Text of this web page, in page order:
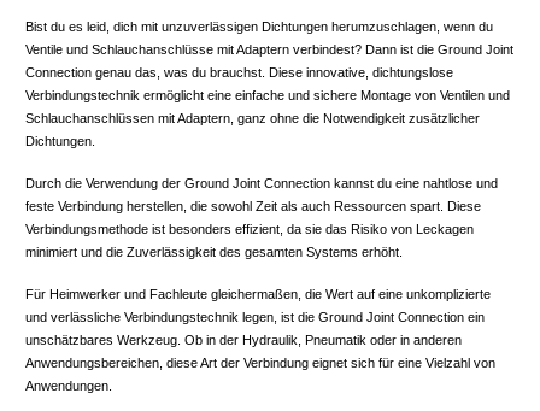
Bist du es leid, dich mit unzuverlässigen Dichtungen herumzuschlagen, wenn du
Ventile und Schlauchanschlüsse mit Adaptern verbindest? Dann ist die Ground Joint
Connection genau das, was du brauchst. Diese innovative, dichtungslose
Verbindungstechnik ermöglicht eine einfache und sichere Montage von Ventilen und
Schlauchanschlüssen mit Adaptern, ganz ohne die Notwendigkeit zusätzlicher
Dichtungen.
Durch die Verwendung der Ground Joint Connection kannst du eine nahtlose und
feste Verbindung herstellen, die sowohl Zeit als auch Ressourcen spart. Diese
Verbindungsmethode ist besonders effizient, da sie das Risiko von Leckagen
minimiert und die Zuverlässigkeit des gesamten Systems erhöht.
Für Heimwerker und Fachleute gleichermaßen, die Wert auf eine unkomplizierte
und verlässliche Verbindungstechnik legen, ist die Ground Joint Connection ein
unschätzbares Werkzeug. Ob in der Hydraulik, Pneumatik oder in anderen
Anwendungsbereichen, diese Art der Verbindung eignet sich für eine Vielzahl von
Anwendungen.